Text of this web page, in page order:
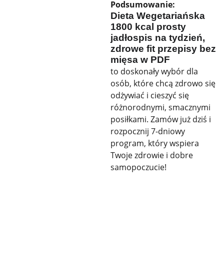
Podsumowanie:
Dieta Wegetariańska
1800 kcal prosty
jadłospis na tydzień,
zdrowe fit przepisy bez
mięsa w PDF
to doskonały wybór dla
osób, które chcą zdrowo się
odżywiać i cieszyć się
różnorodnymi, smacznymi
posiłkami. Zamów już dziś i
rozpocznij 7-dniowy
program, który wspiera
Twoje zdrowie i dobre
samopoczucie!